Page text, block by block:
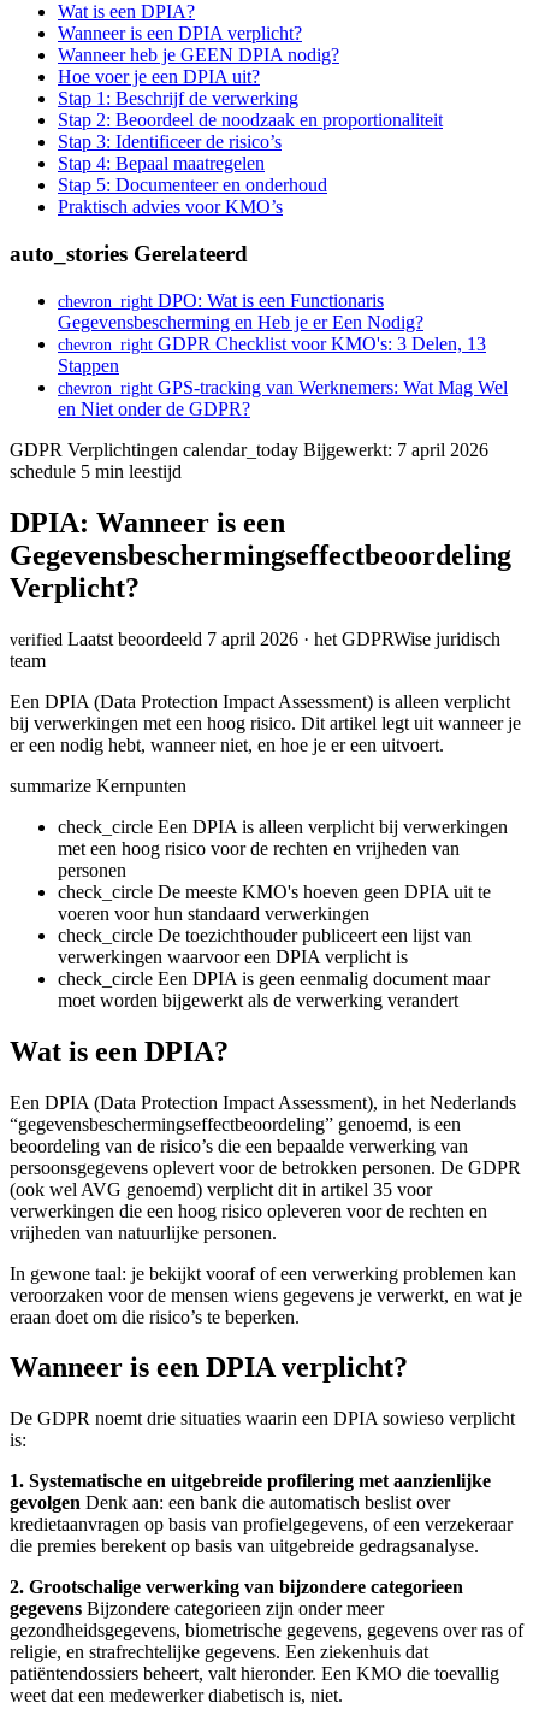
Wat is een DPIA?
Wanneer is een DPIA verplicht?
Wanneer heb je GEEN DPIA nodig?
Hoe voer je een DPIA uit?
Stap 1: Beschrijf de verwerking
Stap 2: Beoordeel de noodzaak en proportionaliteit
Stap 3: Identificeer de risico’s
Stap 4: Bepaal maatregelen
Stap 5: Documenteer en onderhoud
Praktisch advies voor KMO’s
auto_stories Gerelateerd
chevron_right DPO: Wat is een Functionaris
Gegevensbescherming en Heb je er Een Nodig?
chevron_right GDPR Checklist voor KMO's: 3 Delen, 13
Stappen
chevron_right GPS-tracking van Werknemers: Wat Mag Wel
en Niet onder de GDPR?
GDPR Verplichtingen calendar_today Bijgewerkt: 7 april 2026
schedule 5 min leestijd
DPIA: Wanneer is een
Gegevensbeschermingseffectbeoordeling
Verplicht?
verified Laatst beoordeeld 7 april 2026 · het GDPRWise juridisch
team
Een DPIA (Data Protection Impact Assessment) is alleen verplicht
bij verwerkingen met een hoog risico. Dit artikel legt uit wanneer je
er een nodig hebt, wanneer niet, en hoe je er een uitvoert.
summarize Kernpunten
check_circle Een DPIA is alleen verplicht bij verwerkingen
met een hoog risico voor de rechten en vrijheden van
personen
check_circle De meeste KMO's hoeven geen DPIA uit te
voeren voor hun standaard verwerkingen
check_circle De toezichthouder publiceert een lijst van
verwerkingen waarvoor een DPIA verplicht is
check_circle Een DPIA is geen eenmalig document maar
moet worden bijgewerkt als de verwerking verandert
Wat is een DPIA?
Een DPIA (Data Protection Impact Assessment), in het Nederlands
“gegevensbeschermingseffectbeoordeling” genoemd, is een
beoordeling van de risico’s die een bepaalde verwerking van
persoonsgegevens oplevert voor de betrokken personen. De GDPR
(ook wel AVG genoemd) verplicht dit in artikel 35 voor
verwerkingen die een hoog risico opleveren voor de rechten en
vrijheden van natuurlijke personen.
In gewone taal: je bekijkt vooraf of een verwerking problemen kan
veroorzaken voor de mensen wiens gegevens je verwerkt, en wat je
eraan doet om die risico’s te beperken.
Wanneer is een DPIA verplicht?
De GDPR noemt drie situaties waarin een DPIA sowieso verplicht
is:
1. Systematische en uitgebreide profilering met aanzienlijke
gevolgen Denk aan: een bank die automatisch beslist over
kredietaanvragen op basis van profielgegevens, of een verzekeraar
die premies berekent op basis van uitgebreide gedragsanalyse.
2. Grootschalige verwerking van bijzondere categorieen
gegevens Bijzondere categorieen zijn onder meer
gezondheidsgegevens, biometrische gegevens, gegevens over ras of
religie, en strafrechtelijke gegevens. Een ziekenhuis dat
patiëntendossiers beheert, valt hieronder. Een KMO die toevallig
weet dat een medewerker diabetisch is, niet.